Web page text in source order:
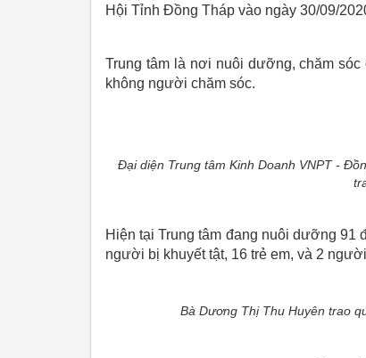
Hội Tỉnh Đồng Tháp vào ngày 30/09/
Trung tâm là nơi nuôi dưỡng, chăm
không người chăm sóc.
Đại diện Trung tâm Kinh Doanh VNPT -
Hiện tại Trung tâm đang nuôi dưỡng
người bị khuyết tật, 16 trẻ em, và 2
Bà Dương Thị Thu Huyên trao